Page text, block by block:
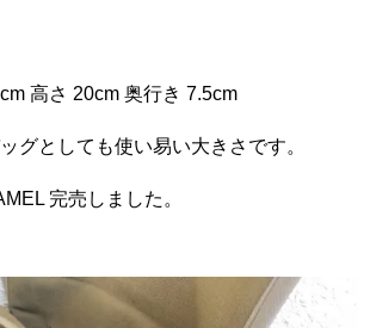
高さ 20cm 奥行き 7.5cm
グとしても使い易い大きさです。
完売しました。